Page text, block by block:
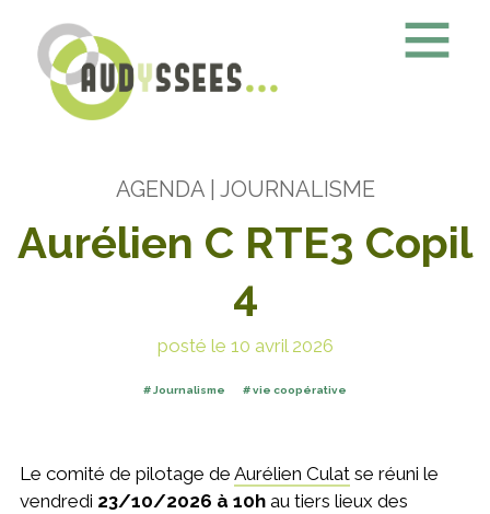
AGENDA| JOURNALISME
Aurélien C RTE3 Copil
4
posté le 10 avril 2026
Journalisme vie coopérative
Le comité de pilotage de Aurélien Culatse réuni le
vendredi 23/10/2026 à 10h au tiers lieux des